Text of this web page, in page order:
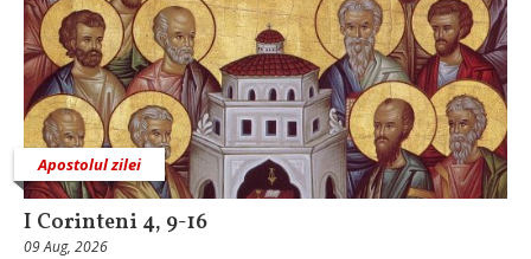
Apostolul zilei
I Corinteni 4, 9-16
09 Aug, 2026